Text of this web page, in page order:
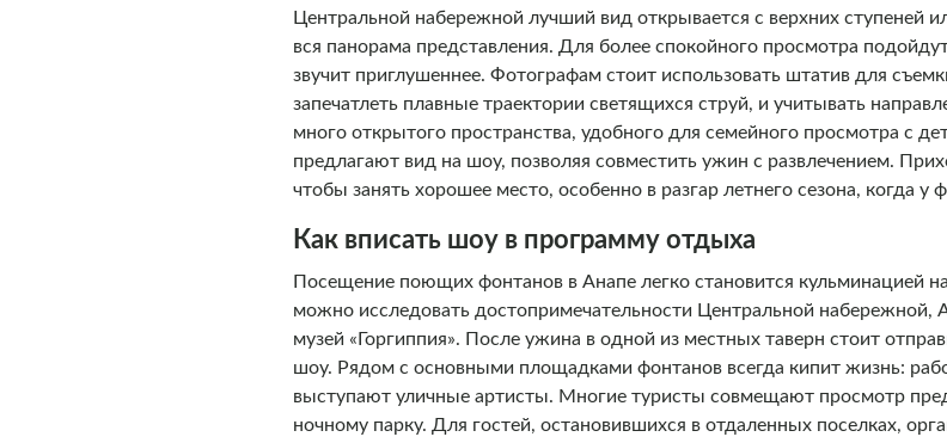
Центральной набережной лучший вид открывается с верхних ступеней
вся панорама представления. Для более спокойного просмотра
звучит приглушеннее. Фотографам стоит использовать штатив для
запечатлеть плавные траектории светящихся струй, и учитывать
много открытого пространства, удобного для семейного просмотра с
предлагают вид на шоу, позволяя совместить ужин с развлечением.
чтобы занять хорошее место, особенно в разгар летнего сезона, когда у
Как вписать шоу в программу отдыха
Посещение поющих фонтанов в Анапе легко становится кульминацией
можно исследовать достопримечательности Центральной набережной,
музей «Горгиппия». После ужина в одной из местных таверн стоит
шоу. Рядом с основными площадками фонтанов всегда кипит жизнь:
выступают уличные артисты. Многие туристы совмещают просмотр
ночному парку. Для гостей, остановившихся в отдаленных поселках,